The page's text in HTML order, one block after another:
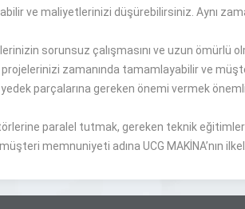
ve maliyetlerinizi düşürebilirsiniz. Aynı
sorunsuz çalışmasını ve uzun ömürlü
zamanında tamamlayabilir ve
yedek parçalarına gereken önemi vermek
paralel tutmak, gereken teknik
memnuniyeti adına UCG MAKİNA’nın